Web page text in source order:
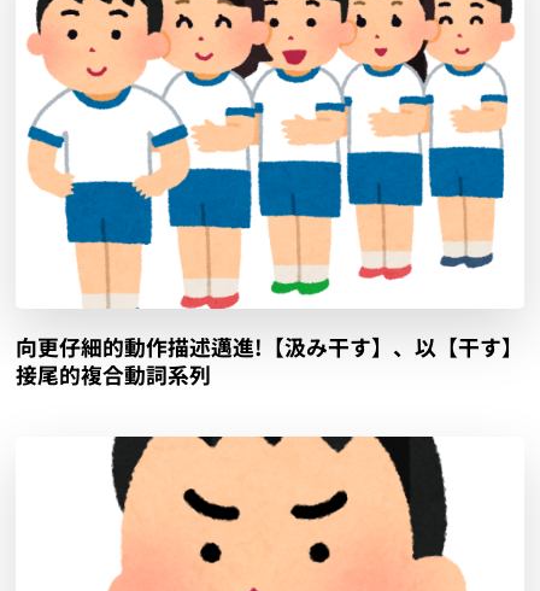
向更仔細的動作描述邁進!【汲み干す】、以【干す】
接尾的複合動詞系列